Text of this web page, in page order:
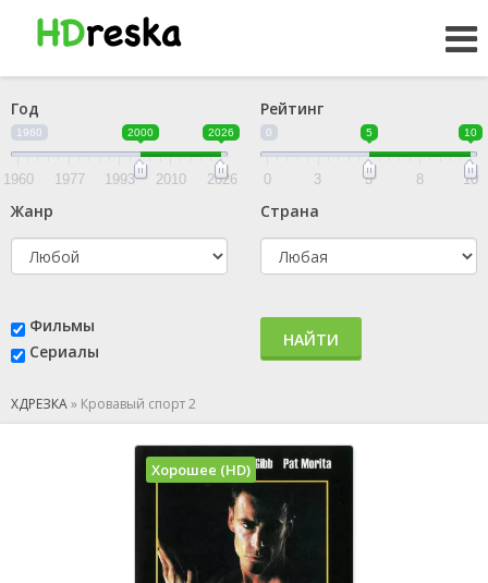
Год
1960 2000 2026
1960 1977 1993 2010 2026
Рейтинг
0 5 10
0 3 5 8 10
Жанр Страна
Фильмы
Сериалы
НАЙТИ
ХДРЕЗКА» Кровавый спорт 2
Хорошее (HD)